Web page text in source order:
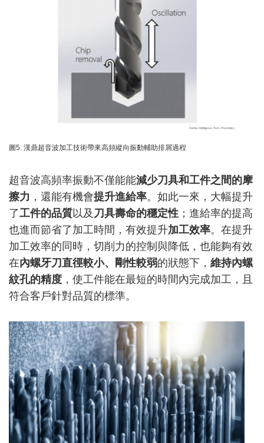
圖5. 漢鼎超音波加工技術帶來高頻縱向振動輔助排屑過程
超音波高頻率振動不僅能能減少刀具和工件之間的摩
擦力 ，還能有機會提升進給率。如此一來，大幅提升
了工件的品質以及 刀具壽命的穩定性 ；進給率的提高
也進而節省了加工時間，有效提升加工效率。在提升
加工效率的同時，切削力的控制與降低，也能夠有效
在內螺牙刀直徑較小、剛性較弱的狀態下， 維持內螺
紋孔的精度 ，使工件能在最短的時間內完成加工，且
符合客戶針對品質的標準。